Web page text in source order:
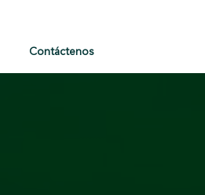
Contáctenos